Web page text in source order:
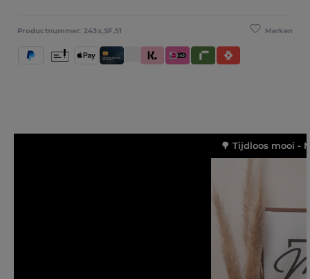
Merken
Productnummer: 243x,SF,51
PayPal Apple PayCreditcard / BetaalpasKlarna (Achteraf betalen / In delen
iDeal IN3RivertySatispay
Vooruitbetaling
🌳 Tijdloos mooi -